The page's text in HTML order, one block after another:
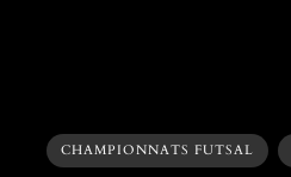
CHAMPIONNATS FUTSAL